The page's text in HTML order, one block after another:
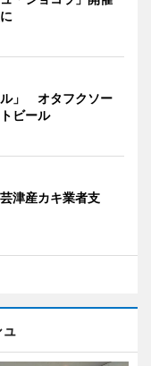
ル」 オタフクソー
ビール
津産カキ業者支